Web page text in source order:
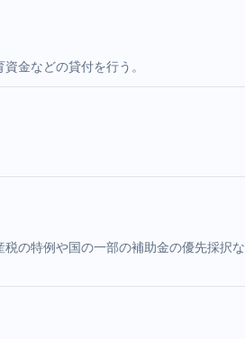
金などの貸付を行う。
の特例や国の一部の補助金の優先採択な